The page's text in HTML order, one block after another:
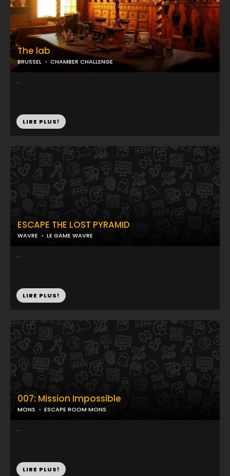
The lab
BRUSSEL CHAMBER CHALLENGE
...
LIRE PLUS!
ESCAPE THE LOST PYRAMID
WAVRE LE GAME WAVRE
...
LIRE PLUS!
007: Mission Impossible
MONS ESCAPE ROOM MONS
...
LIRE PLUS!